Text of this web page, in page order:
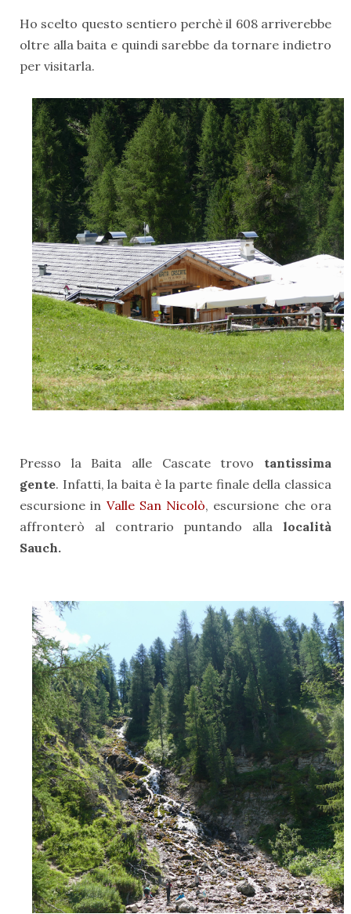
Ho scelto questo sentiero perchè il 608 arriverebbe
oltre alla baita e quindi sarebbe da tornare indietro
per visitarla.
Presso la Baita alle Cascate trovo tantissima
gente. Infatti, la baita è la parte finale della classica
escursione in Valle San Nicolò, escursione che ora
affronterò al contrario puntando alla località
Sauch.